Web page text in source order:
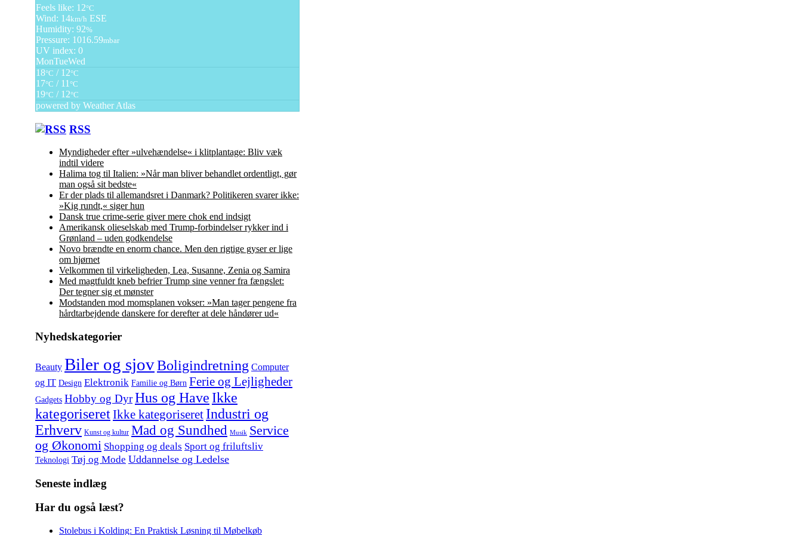
Feels like: 12°C
Wind: 14km/h ESE
Humidity: 92%
Pressure: 1016.59mbar
UV index: 0
MonTueWed
18°C / 12°C
17°C / 11 °C
19°C / 12°C
powered by Weather Atlas
RSS
Myndigheder efter »ulvehændelse« i klitplantage: Bliv væk
indtil videre
Halima tog til Italien: »Når man bliver behandlet ordentligt, gør
man også sit bedste«
Er der plads til allemandsret i Danmark? Politikeren svarer ikke:
»Kig rundt,« siger hun
Dansk true crime-serie giver mere chok end indsigt
Amerikansk olieselskab med Trump-forbindelser rykker ind i
Grønland – uden godkendelse
Novo brændte en enorm chance. Men den rigtige gyser er lige
om hjørnet
Velkommen til virkeligheden, Lea, Susanne, Zenia og Samira
Med magtfuldt kneb befrier Trump sine venner fra fængslet:
Der tegner sig et mønster
Modstanden mod momsplanen vokser: »Man tager pengene fra
hårdtarbejdende danskere for derefter at dele håndører ud«
Nyhedskategorier
Beauty Biler og sjovBoligindretning Computer
og IT Design Elektronik Familie og Børn Ferie og Lejligheder
Gadgets Hobby og DyrHus og Have Ikke
kategoriseretIkke kategoriseret Industri og
Erhverv Kunst og kultur Mad og Sundhed Musik Service
og Økonomi Shopping og deals Sport og friluftsliv
Teknologi Tøj og Mode Uddannelse og Ledelse
Seneste indlæg
Har du også læst?
Stolebus i Kolding: En Praktisk Løsning til Møbelkøb